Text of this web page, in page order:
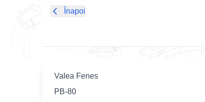
Înapoi
Valea Fenes
PB-80